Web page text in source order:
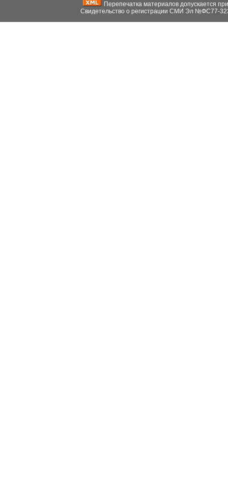
Перепечатка материалов допускается
Свидетельство о регистрации СМИ Эл №ФС77-